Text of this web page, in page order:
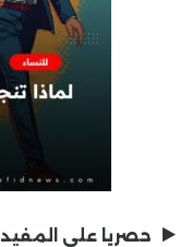
حصريا على المفيد